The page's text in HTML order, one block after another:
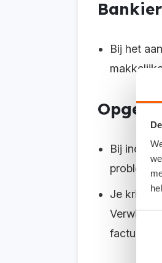
Bij het
Bij
probleem
Je krijgt
factuur al